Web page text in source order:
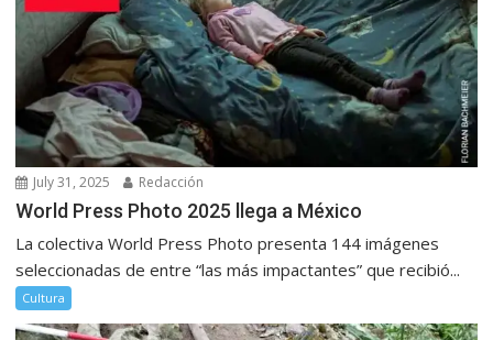
July 31, 2025 Redacción
World Press Photo 2025 llega a México
La colectiva World Press Photo presenta 144 imágenes
seleccionadas de entre “las más impactantes” que recibió...
Cultura